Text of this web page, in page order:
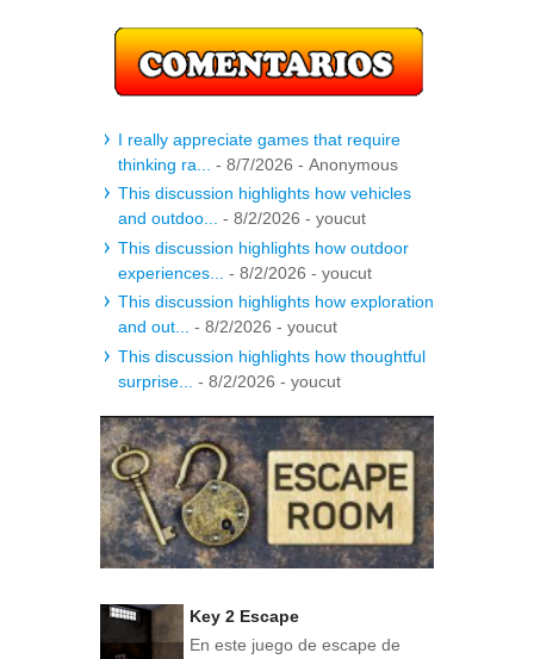
I really appreciate games that require
thinking ra...
- 8/7/2026 - Anonymous
This discussion highlights how vehicles
and outdoo...
- 8/2/2026 - youcut
This discussion highlights how outdoor
experiences...
- 8/2/2026 - youcut
This discussion highlights how exploration
and out...
- 8/2/2026 - youcut
This discussion highlights how thoughtful
surprise...
- 8/2/2026 - youcut
Key 2 Escape
En este juego de escape de